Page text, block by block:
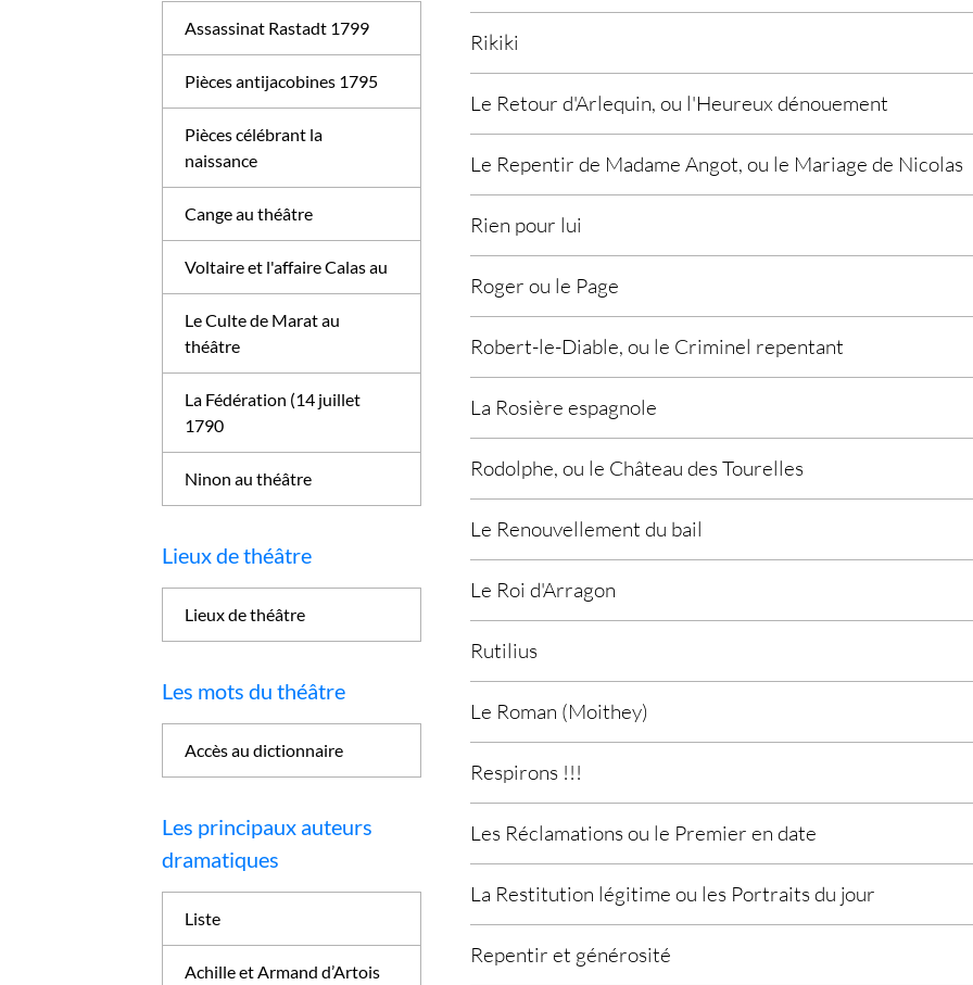
Rikiki
Le Retour d'Arlequin, ou l'Heureux dénouement
Le Repentir de Madame Angot, ou le Mariage de Nicolas
Rien pour lui
Roger ou le Page
Robert-le-Diable, ou le Criminel repentant
La Rosière espagnole
Rodolphe, ou le Château des Tourelles
Le Renouvellement du bail
Le Roi d'Arragon
Rutilius
Le Roman (Moithey)
Respirons !!!
Les Réclamations ou le Premier en date
La Restitution légitime ou les Portraits du jour
Repentir et générosité
Assassinat Rastadt 1799
Pièces antijacobines 1795
Pièces célébrant la
naissance
Cange au théâtre
Voltaire et l'affaire Calas au
Le Culte de Marat au
théâtre
La Fédération (14 juillet
1790
Ninon au théâtre
Lieux de théâtre
Lieux de théâtre
Les mots du théâtre
Accès au dictionnaire
Les principaux auteurs
dramatiques
Liste
Achille et Armand d’Artois